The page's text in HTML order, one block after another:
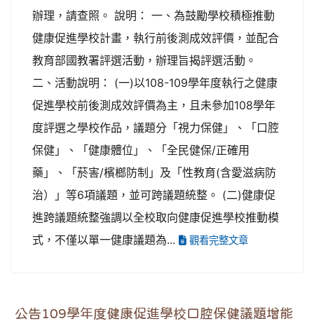
辦理，請查照。 說明： 一、為鼓勵學校積極推動
健康促進學校計畫，執行前後測成效評價，並配合
教育部國教署評選活動，辦理旨揭評選活動。
二、活動說明： (一)以108-109學年度執行之健康
促進學校前後測成效評價為主，且未參加108學年
度評選之學校作品，議題分「視力保健」、「口腔
保健」、「健康體位」、「全民健保/正確用
藥」、「菸害/檳榔防制」及「性教育(含愛滋病防
治）」等6項議題，並可跨議題統整。 (二)健康促
進跨議題統整強調以全校取向健康促進學校推動模
式，不僅以單一健康議題為...
觀看完整文章
公告109學年度健康促進學校口腔保健議題增能